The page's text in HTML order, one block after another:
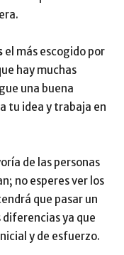
el más escogido por
hay muchas
una buena
tu idea y trabaja en
de las personas
no esperes ver los
que pasar un
ya que
y de esfuerzo.